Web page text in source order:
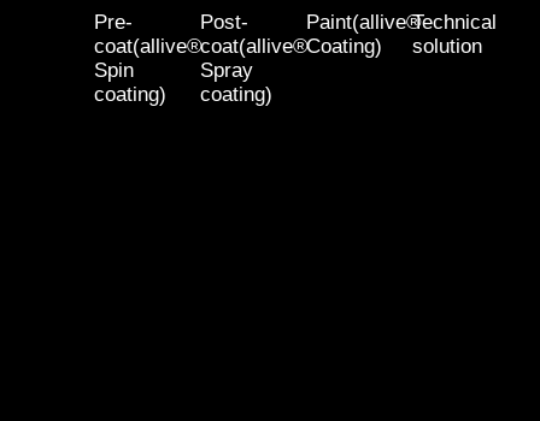
Pre-
coat(allive®
Spin
coating)
Post-
coat(allive®
Spray
coating)
Paint(allive®
Coating)
Technical
solution